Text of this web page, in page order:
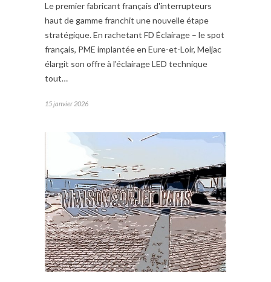
Le premier fabricant français d'interrupteurs
haut de gamme franchit une nouvelle étape
stratégique. En rachetant FD Éclairage – le spot
français, PME implantée en Eure-et-Loir, Meljac
élargit son offre à l'éclairage LED technique
tout…
15 janvier 2026